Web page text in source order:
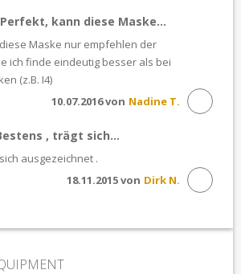
kann diese Maske...
Maske nur empfehlen der
ich finde eindeutig besser als bei
(z.B. I4)
Nadine T.
10.07.2016 von
, trägt sich...
ausgezeichnet .
Dirk N.
18.11.2015 von